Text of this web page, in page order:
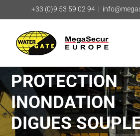
au
+33 (0)9 53 59 02 94 |
PROTECTION
INONDATION
DIGUES